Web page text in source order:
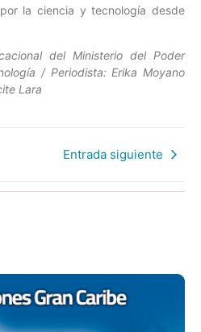
la ciencia y tecnología desde
del Ministerio del Poder
/ Periodista: Erika Moyano
Lara
Entrada siguiente